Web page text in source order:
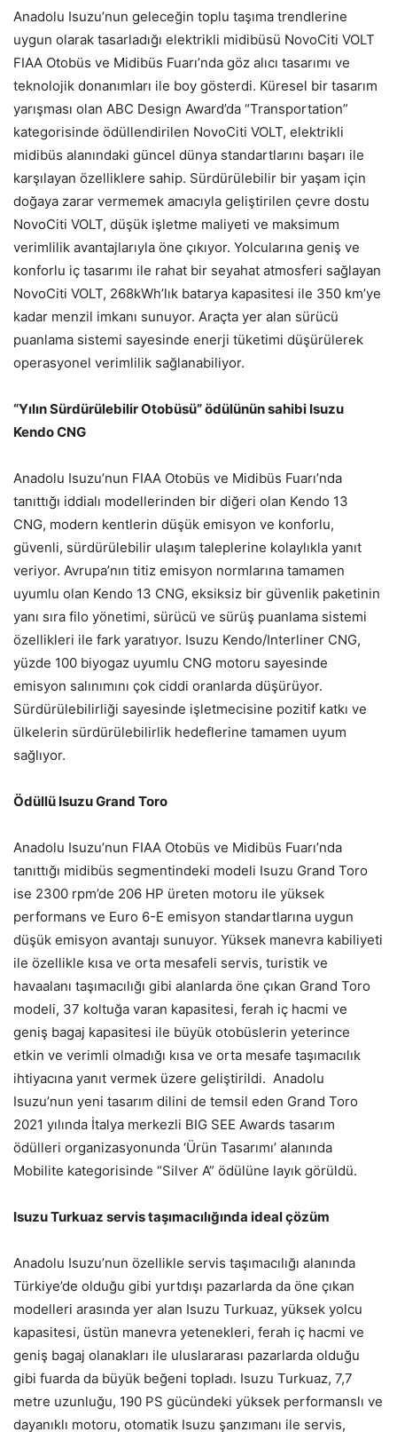
Anadolu Isuzu’nun geleceğin toplu taşıma trendlerine
uygun olarak tasarladığı elektrikli midibüsü NovoCiti VOLT
FIAA Otobüs ve Midibüs Fuarı’nda göz alıcı tasarımı ve
teknolojik donanımları ile boy gösterdi. Küresel bir tasarım
yarışması olan ABC Design Award’da “Transportation”
kategorisinde ödüllendirilen NovoCiti VOLT, elektrikli
midibüs alanındaki güncel dünya standartlarını başarı ile
karşılayan özelliklere sahip. Sürdürülebilir bir yaşam için
doğaya zarar vermemek amacıyla geliştirilen çevre dostu
NovoCiti VOLT, düşük işletme maliyeti ve maksimum
verimlilik avantajlarıyla öne çıkıyor. Yolcularına geniş ve
konforlu iç tasarımı ile rahat bir seyahat atmosferi sağlayan
NovoCiti VOLT, 268kWh’lık batarya kapasitesi ile 350 km’ye
kadar menzil imkanı sunuyor. Araçta yer alan sürücü
puanlama sistemi sayesinde enerji tüketimi düşürülerek
operasyonel verimlilik sağlanabiliyor.
“Yılın Sürdürülebilir Otobüsü” ödülünün sahibi Isuzu
Kendo CNG
Anadolu Isuzu’nun FIAA Otobüs ve Midibüs Fuarı’nda
tanıttığı iddialı modellerinden bir diğeri olan Kendo 13
CNG, modern kentlerin düşük emisyon ve konforlu,
güvenli, sürdürülebilir ulaşım taleplerine kolaylıkla yanıt
veriyor. Avrupa’nın titiz emisyon normlarına tamamen
uyumlu olan Kendo 13 CNG, eksiksiz bir güvenlik paketinin
yanı sıra filo yönetimi, sürücü ve sürüş puanlama sistemi
özellikleri ile fark yaratıyor. Isuzu Kendo/Interliner CNG,
yüzde 100 biyogaz uyumlu CNG motoru sayesinde
emisyon salınımını çok ciddi oranlarda düşürüyor.
Sürdürülebilirliği sayesinde işletmecisine pozitif katkı ve
ülkelerin sürdürülebilirlik hedeflerine tamamen uyum
sağlıyor.
Ödüllü IsuzuGrand Toro
Anadolu Isuzu’nun FIAA Otobüs ve Midibüs Fuarı’nda
tanıttığı midibüs segmentindeki modeli Isuzu Grand Toro
ise 2300 rpm’de 206 HP üreten motoru ile yüksek
performans ve Euro 6-E emisyon standartlarına uygun
düşük emisyon avantajı sunuyor. Yüksek manevra kabiliyeti
ile özellikle kısa ve orta mesafeli servis, turistik ve
havaalanı taşımacılığı gibi alanlarda öne çıkan Grand Toro
modeli, 37 koltuğa varan kapasitesi, ferah iç hacmi ve
geniş bagaj kapasitesi ile büyük otobüslerin yeterince
etkin ve verimli olmadığı kısa ve orta mesafe taşımacılık
ihtiyacına yanıt vermek üzere geliştirildi. Anadolu
Isuzu’nun yeni tasarım dilini de temsil eden Grand Toro
2021 yılında İtalya merkezli BIG SEE Awards tasarım
ödülleri organizasyonunda ‘Ürün Tasarımı’ alanında
Mobilite kategorisinde “Silver A” ödülüne layık görüldü.
Isuzu Turkuaz servis taşımacılığında ideal çözüm
Anadolu Isuzu’nun özellikle servis taşımacılığı alanında
Türkiye’de olduğu gibi yurtdışı pazarlarda da öne çıkan
modelleri arasında yer alan Isuzu Turkuaz, yüksek yolcu
kapasitesi, üstün manevra yetenekleri, ferah iç hacmi ve
geniş bagaj olanakları ile uluslararası pazarlarda olduğu
gibi fuarda da büyük beğeni topladı. Isuzu Turkuaz, 7,7
metre uzunluğu, 190 PS gücündeki yüksek performanslı ve
dayanıklı motoru, otomatik Isuzu şanzımanı ile servis,